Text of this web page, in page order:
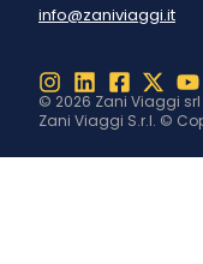
info@zaniviaggi.it
© 2026 Zani Viaggi srl
Zani Viaggi S.r.l. ©